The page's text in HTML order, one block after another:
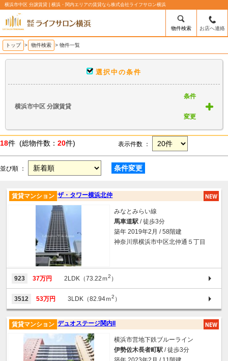
横浜市中区 分譲賃貸 | 横浜・関内エリアの賃貸なら株式会社ライフサロン横浜
物件検索 お店へ連絡
トップ > 物件検索 > 物件一覧
選択中の条件
横浜市中区 分譲賃貸
条件
変更
18件 (総物件数： 20件) 表示件数 ：
並び順 ： 条件変更
ザ・タワー横浜北仲
賃貸マンション
みなとみらい線
馬車道駅 / 徒歩3分
築年 2019年2月 / 58階建
神奈川県横浜市中区北仲通５丁目
923 37万円 2LDK（73.22ｍ2 ）
3512 53万円 3LDK（82.94ｍ2 ）
デュオステージ関内II
賃貸マンション
横浜市営地下鉄ブルーライン
伊勢佐木長者町駅 / 徒歩3分